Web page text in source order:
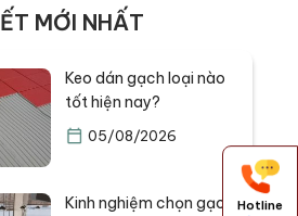
MỚI NHẤT
Keo dán gạch loại nào
tốt hiện nay?
05/08/2026
Kinh nghiệm chọn gạch
Hotline